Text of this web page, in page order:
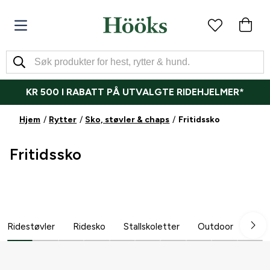
KR 500 I RABATT PÅ UTVALGTE RIDEHJELMER*
Hjem Rytter Sko, støvler & chaps Fritidssko
Fritidssko
Ridestøvler Ridesko Stallskoletter Outdoor